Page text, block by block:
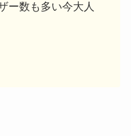
ー数も多い今大人